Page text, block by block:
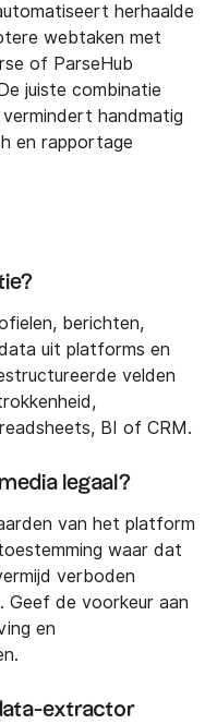
herhaalde
webtaken met
of ParseHub
juiste combinatie
handmatig
en rapportage
berichten,
uit platforms en
velden
BI of CRM.
legaal?
van het platform
waar dat
verboden
Geef de voorkeur aan
en
extractor